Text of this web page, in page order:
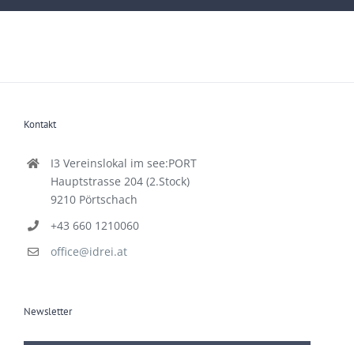
Kontakt
I3 Vereinslokal im see:PORT
Hauptstrasse 204 (2.Stock)
9210 Pörtschach
+43 660 1210060
office@idrei.at
Newsletter